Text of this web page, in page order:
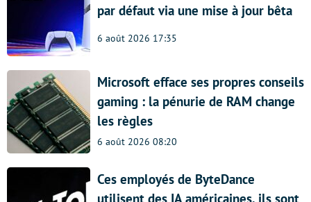
par défaut via une mise à jour bêta
6 août 2026 17:35
Microsoft efface ses propres conseils
gaming : la pénurie de RAM change
les règles
6 août 2026 08:20
Ces employés de ByteDance
utilisent des IA américaines, ils sont